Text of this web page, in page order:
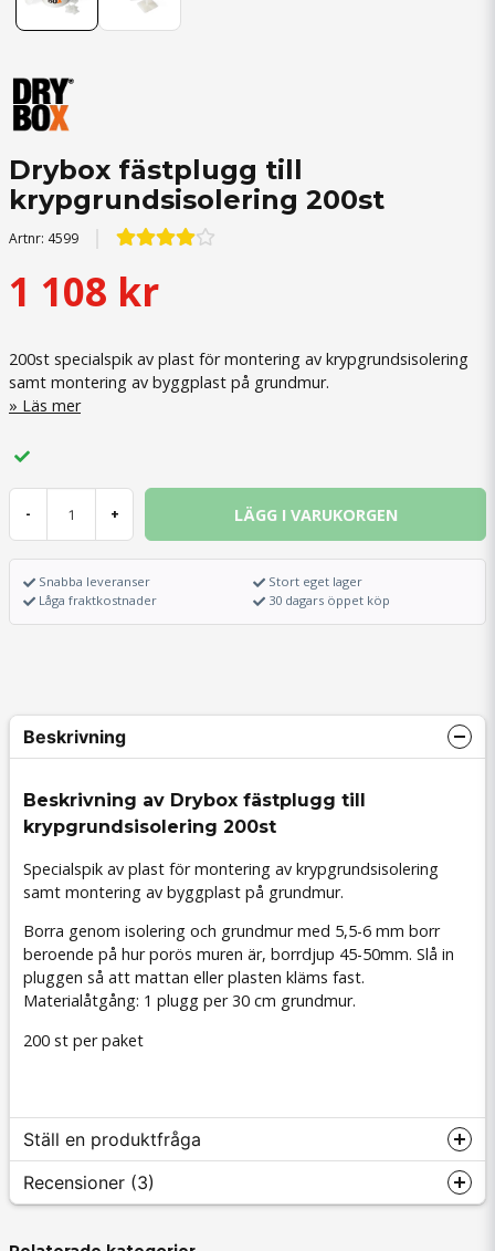
Drybox fästplugg till
krypgrundsisolering 200st
Artnr: 4599
1 108 kr
200st specialspik av plast för montering av krypgrundsisolering
samt montering av byggplast på grundmur.
Läs mer
- + LÄGG I VARUKORGEN
Snabba leveranser
Låga fraktkostnader
Stort eget lager
30 dagars öppet köp
Beskrivning
Beskrivning av Drybox fästplugg till
krypgrundsisolering 200st
Specialspik av plast för montering av krypgrundsisolering
samt montering av byggplast på grundmur.
Borra genom isolering och grundmur med 5,5-6 mm borr
beroende på hur porös muren är, borrdjup 45-50mm. Slå in
pluggen så att mattan eller plasten kläms fast.
Materialåtgång: 1 plugg per 30 cm grundmur.
200 st per paket
Ställ en produktfråga
Recensioner (3)